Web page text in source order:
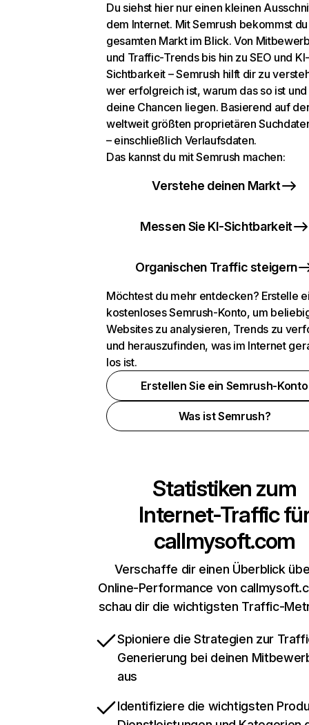
Du siehst hier nur einen kleinen
dem Internet. Mit Semrush bekommst
gesamten Markt im Blick. Von
und Traffic-Trends bis hin zu SEO und KI-
Sichtbarkeit – Semrush hilft dir zu
wer erfolgreich ist, warum das so ist
deine Chancen liegen. Basierend auf
weltweit größten proprietären
– einschließlich Verlaufsdaten.
Das kannst du mit Semrush machen:
Verstehe deinen Markt
Messen Sie KI-Sichtbarkeit
Organischen Traffic steigern
Möchtest du mehr entdecken? Erstelle
kostenloses Semrush-Konto, um
Websites zu analysieren, Trends zu
und herauszufinden, was im Internet
los ist.
Erstellen Sie ein Semrush-Konto
Was ist Semrush?
Statistiken zum
Internet-Traffic
callmysoft.com
Verschaffe dir einen Überblick
Online-Performance von
schau dir die wichtigsten Traffic-
Spioniere die Strategien zur
Generierung bei deinen
aus
Identifiziere die wichtigsten